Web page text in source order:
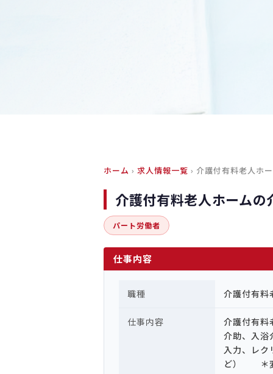
ホーム › 求人情報一覧 › 介護付有料老人ホ
介護付有料老人ホーム
パート労働者
仕事内容
職種 介護付有料
仕事内容
介護付有
介助、入
入力、レ
ど） ＊変